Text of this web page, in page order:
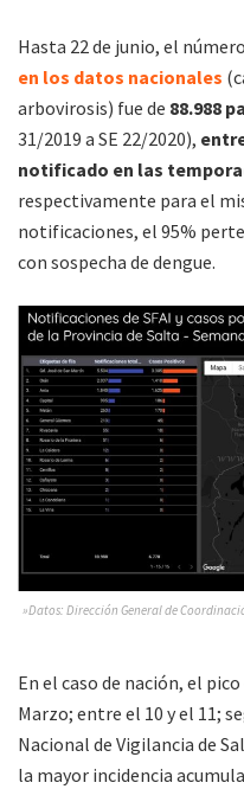
Hasta 22 de junio, el
en los datos nacionales
arbovirosis) fue de 88.988
31/2019 a SE 22/2020),
notificado en las
respectivamente para el
notificaciones, el 95%
con sospecha de dengue.
»Datos: Dirección General de
En el caso de nación, el
Marzo; entre el 10 y el 11;
Nacional de Vigilancia de
la mayor incidencia